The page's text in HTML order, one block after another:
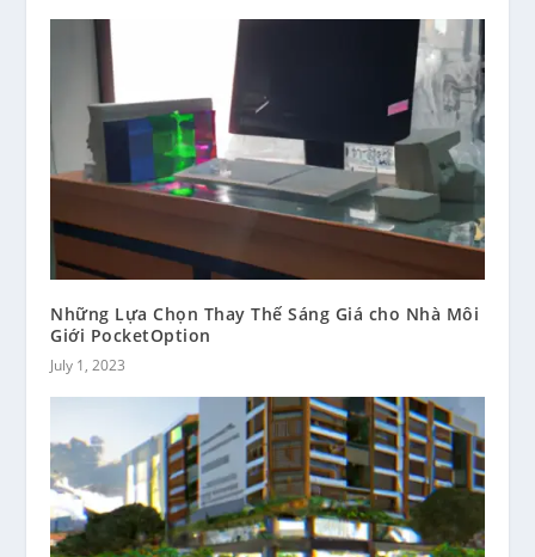
Những Lựa Chọn Thay Thế Sáng Giá cho Nhà Môi
Giới PocketOption
July 1, 2023